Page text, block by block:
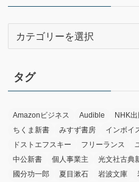
ブ
リ
ー
タグ
Amazonビジネス Audible NHK出
ちくま新書
みすず書房 インボイ
ドストエフスキー
フリーランス
中公新書
個人事業主 光文社古典
國分功一郎
夏目漱石 岩波文庫